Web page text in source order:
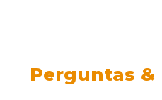
Perguntas &